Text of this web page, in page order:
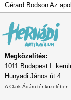
Gérard Bodson Az
Megközelítés:
1011 Budapest I.
Hunyadi János út 4.
A Clark Ádám tér közelében